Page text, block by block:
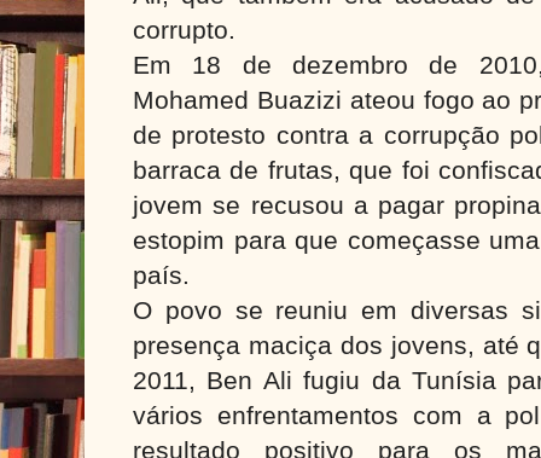
corrupto.
Em 18 de dezembro de
Mohamed Buazizi ateou fogo ao
de protesto contra a corrupção
barraca de frutas, que foi
jovem se recusou a pagar
estopim para que começasse
país.
O povo se reuniu em diversas
presença maciça dos jovens, até
2011, Ben Ali fugiu da Tunísia
vários enfrentamentos com a
resultado positivo para os